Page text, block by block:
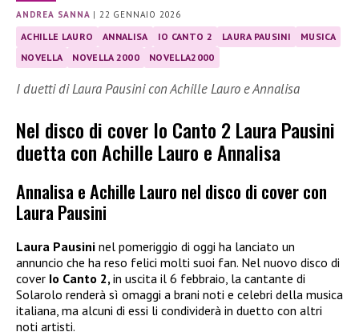
ANDREA SANNA | 22 GENNAIO 2026
ACHILLE LAURO ANNALISA IO CANTO 2 LAURA PAUSINI
MUSICA
NOVELLA
NOVELLA 2000 NOVELLA2000
I duetti di Laura Pausini con Achille Lauro e Annalisa
Nel disco di cover Io Canto 2 Laura Pausini
duetta con Achille Lauro e Annalisa
Annalisa e Achille Lauro nel disco di cover con
Laura Pausini
Laura Pausini nel pomeriggio di oggi ha lanciato un
annuncio che ha reso felici molti suoi fan. Nel nuovo disco di
cover Io Canto 2,in uscita il 6 febbraio, la cantante di
Solarolo renderà sì omaggi a brani noti e celebri della musica
italiana, ma alcuni di essi li condividerà in duetto con altri
noti artisti.